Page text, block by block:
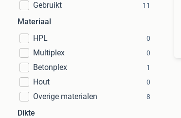
Gebruikt 11
Materiaal
HPL
0
Multiplex 0
Betonplex 1
Hout 0
Overige materialen 8
Dikte